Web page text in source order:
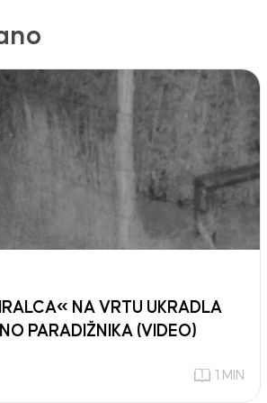
NA VRTU UKRADLA
PARADIŽNIKA (VIDEO)
1 MIN